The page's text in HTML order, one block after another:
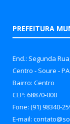
PREFEITURA
End.: Segunda
Centro - Soure - PA
Bairro: Centro
CEP: 68870-000
Fone: (91) 98340-
E-mail: